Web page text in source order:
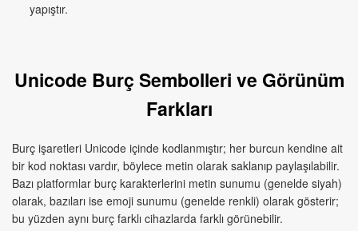
yapıştır.
Unicode Burç Sembolleri ve Görünüm
Farkları
Burç işaretleri Unicode içinde kodlanmıştır; her burcun kendine ait
bir kod noktası vardır, böylece metin olarak saklanıp paylaşılabilir.
Bazı platformlar burç karakterlerini metin sunumu (genelde siyah)
olarak, bazıları ise emoji sunumu (genelde renkli) olarak gösterir;
bu yüzden aynı burç farklı cihazlarda farklı görünebilir.